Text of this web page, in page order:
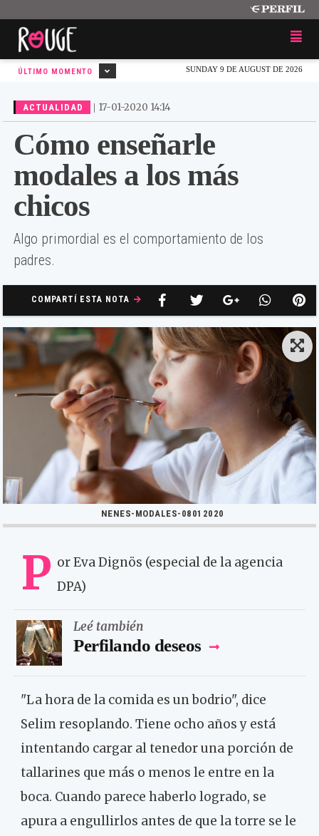
SUNDAY 9 DE AUGUST DE 2026
ÚLTIMO MOMENTO
ACTUALIDAD | 17-01-2020 14:14
Cómo enseñarle
modales a los más
chicos
Algo primordial es el comportamiento de los
padres.
COMPARTÍ ESTA NOTA
NENES-MODALES-08012020
P or Eva Dignös (especial de la agencia
DPA)
Leé también
Perfilando deseos
"La hora de la comida es un bodrio", dice
Selim resoplando. Tiene ocho años y está
intentando cargar al tenedor una porción de
tallarines que más o menos le entre en la
boca. Cuando parece haberlo logrado, se
apura a engullirlos antes de que la torre se le